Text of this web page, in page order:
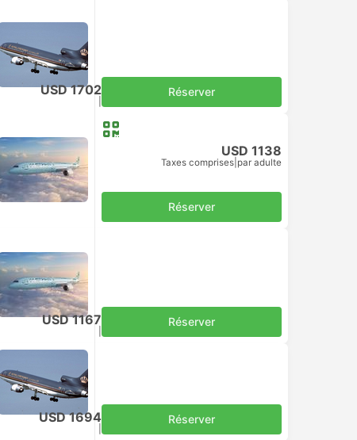
USD 1702 Réserver
USD 1138
Taxes comprises par adulte
Réserver
USD 1167 Réserver
USD 1694 Réserver